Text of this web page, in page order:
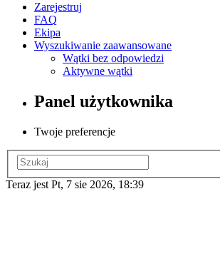
Zarejestruj
FAQ
Ekipa
Wyszukiwanie zaawansowane
Wątki bez odpowiedzi
Aktywne wątki
Panel użytkownika
Twoje preferencje
Teraz jest Pt, 7 sie 2026, 18:39